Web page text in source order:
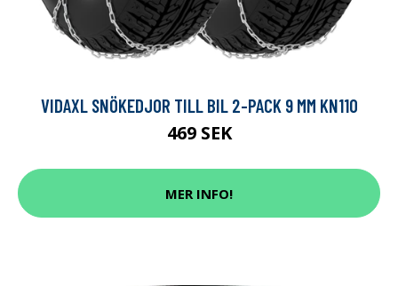
VIDAXL SNÖKEDJOR TILL BIL 2-PACK 9 MM KN110
469 SEK
MER INFO!